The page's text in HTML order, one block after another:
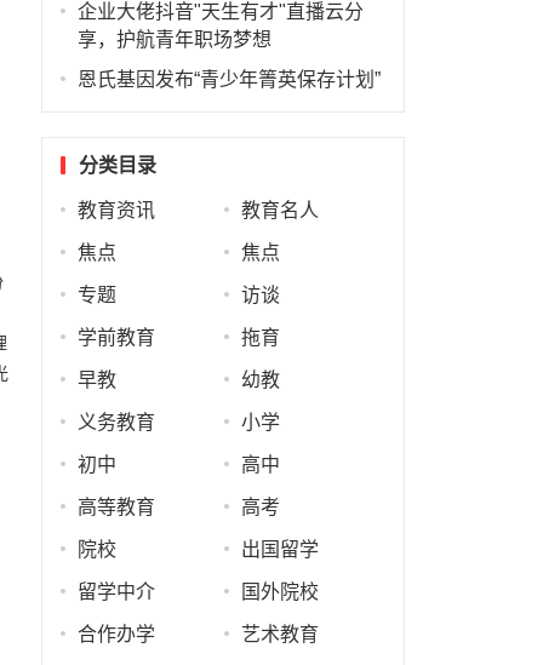
企业大佬抖音"天生有才"直播云分
享，护航青年职场梦想
恩氏基因发布“青少年箐英保存计划”
分类目录
教育资讯 教育名人
焦点 焦点
专题 访谈
学前教育 拖育
早教 幼教
义务教育 小学
初中 高中
高等教育 高考
院校 出国留学
留学中介 国外院校
合作办学 艺术教育